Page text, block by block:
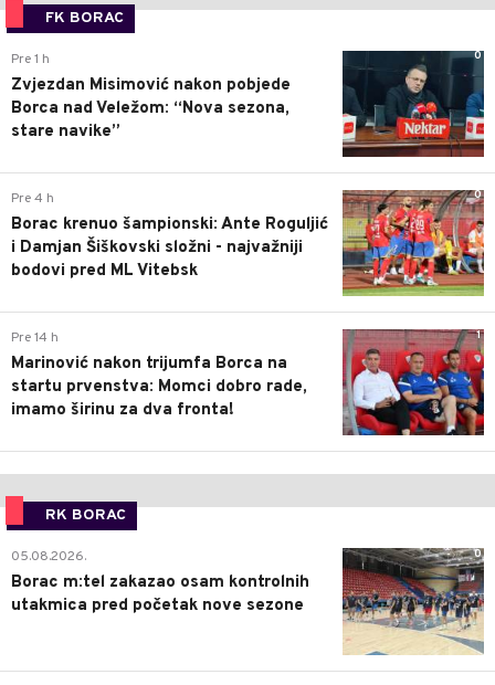
FK BORAC
0
Pre 1 h
Zvjezdan Misimović nakon pobjede
Borca nad Veležom: “Nova sezona,
stare navike”
0
Pre 4 h
Borac krenuo šampionski: Ante Roguljić
i Damjan Šiškovski složni - najvažniji
bodovi pred ML Vitebsk
1
Pre 14 h
Marinović nakon trijumfa Borca na
startu prvenstva: Momci dobro rade,
imamo širinu za dva fronta!
RK BORAC
0
05.08.2026.
Borac m:tel zakazao osam kontrolnih
utakmica pred početak nove sezone